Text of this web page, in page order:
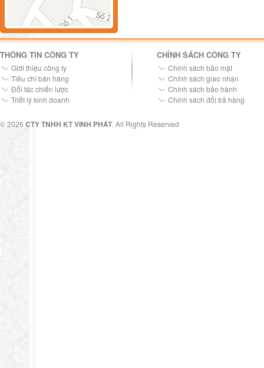
THÔNG TIN CÔNG TY
Giới thiệu công ty
Tiêu chí bán hàng
Đối tác chiến lược
Triết lý kinh doanh
CHÍNH SÁCH CÔNG TY
Chính sách bảo mật
Chính sách giao nhận
Chính sách bảo hành
Chính sách đổi trả hàng
© 2026 CTY TNHH KT VINH PHÁT. All Rights Reserved